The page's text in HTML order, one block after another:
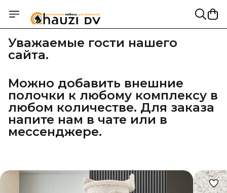
Уважаемые гости нашего
сайта.
Можно добавить внешние
полочки к любому комплексу в
любом количестве. Для заказа
напите нам в чате или в
мессенджере.